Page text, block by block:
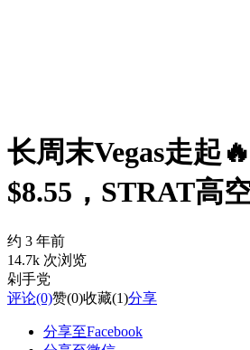
长周末Vegas走起
$8.55，STRAT高
约 3 年前
14.7k 次浏览
剁手党
评论(0)赞(0)收藏(1)分享
分享至Facebook